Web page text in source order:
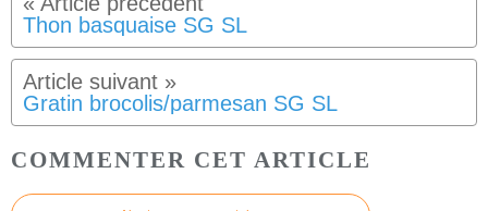
Thon basquaise SG SL
Gratin brocolis/parmesan SG SL
COMMENTER CET ARTICLE